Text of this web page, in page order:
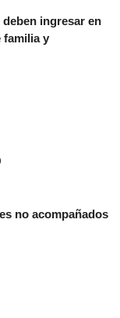
ingresar en
familia y
no acompañados